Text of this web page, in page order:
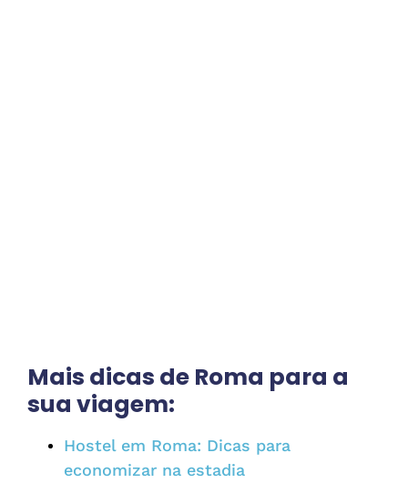
Mais dicas de Roma para a
sua viagem:
Hostel em Roma: Dicas para
economizar na estadia